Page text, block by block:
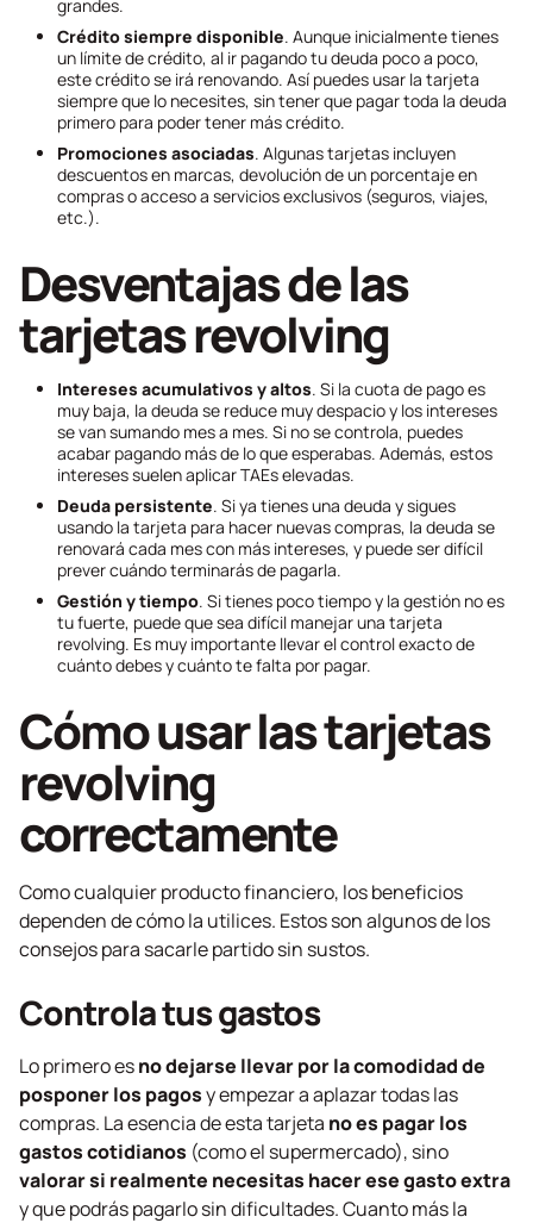
grandes.
Crédito siempre disponible. Aunque inicialmente tienes
un límite de crédito, al ir pagando tu deuda poco a poco,
este crédito se irá renovando. Así puedes usar la tarjeta
siempre que lo necesites, sin tener que pagar toda la deuda
primero para poder tener más crédito.
Promociones asociadas. Algunas tarjetas incluyen
descuentos en marcas, devolución de un porcentaje en
compras o acceso a servicios exclusivos (seguros, viajes,
etc.).
Desventajas de las
tarjetasrevolving
Intereses acumulativos y altos. Si la cuota de pago es
muy baja, la deuda se reduce muy despacio y los intereses
se van sumando mes a mes. Si no se controla, puedes
acabar pagando más de lo que esperabas. Además, estos
intereses suelen aplicar TAEs elevadas.
Deuda persistente. Si ya tienes una deuda y sigues
usando la tarjeta para hacer nuevas compras, la deuda se
renovará cada mes con más intereses, y puede ser difícil
prever cuándo terminarás de pagarla.
Gestión y tiempo. Si tienes poco tiempo y la gestión no es
tu fuerte, puede que sea difícil manejar una tarjeta
revolving. Es muy importante llevar el control exacto de
cuánto debes y cuánto te falta por pagar.
Cómo usar las tarjetas
revolving
correctamente
Como cualquier producto financiero, los beneficios
dependen de cómo la utilices. Estos son algunos de los
consejos para sacarle partido sin sustos.
Controla tus gastos
Lo primero esno dejarse llevar por la comodidad de
posponer los pagosy empezar a aplazar todas las
compras. La esencia de esta tarjeta no es pagar los
gastos cotidianos (como el supermercado), sino
valorar si realmente necesitas hacer ese gasto extra
y que podrás pagarlo sin dificultades. Cuanto más la